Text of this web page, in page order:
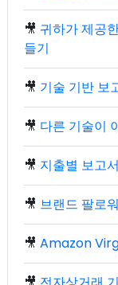
🎥 귀하가 제공
들기
🎥 기술 기반 보
🎥 다른 기술이
🎥 지출별 보고
🎥 브랜드 팔로
🎥 Amazon